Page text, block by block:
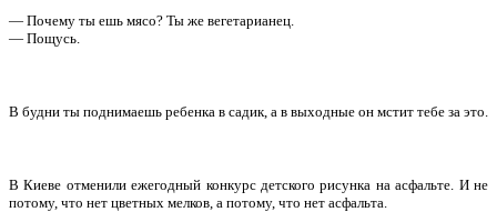
— Почему ты ешь мясо? Ты же вегетарианец.
— Пощусь.
В будни ты поднимаешь ребенка в садик, а в выходные он мстит тебе за это.
В Киеве отменили ежегодный конкурс детского рисунка на асфальте. И не
потому, что нет цветных мелков, а потому, что нет асфальта.